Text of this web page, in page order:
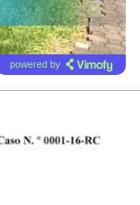
powered by